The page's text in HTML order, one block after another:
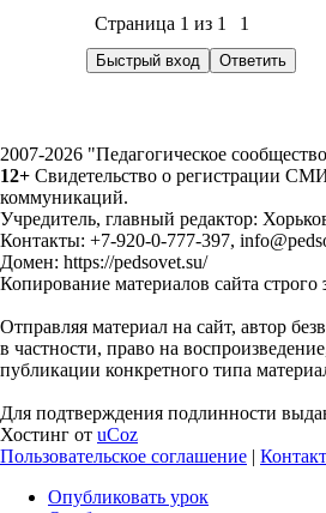
Страница 1 из 1
1
2007-2026 "Педагогическое
12+ Свидетельство о регистрации
коммуникаций.
Учредитель, главный редактор:
Контакты: +7-920-0-777-397,
Домен: https://pedsovet.su/
Копирование материалов сайта строго
Отправляя материал на сайт, автор
в частности, право на
публикации конкретного типа
Для подтверждения подлинности
Хостинг от uCoz
Пользовательское соглашение |
Опубликовать урок